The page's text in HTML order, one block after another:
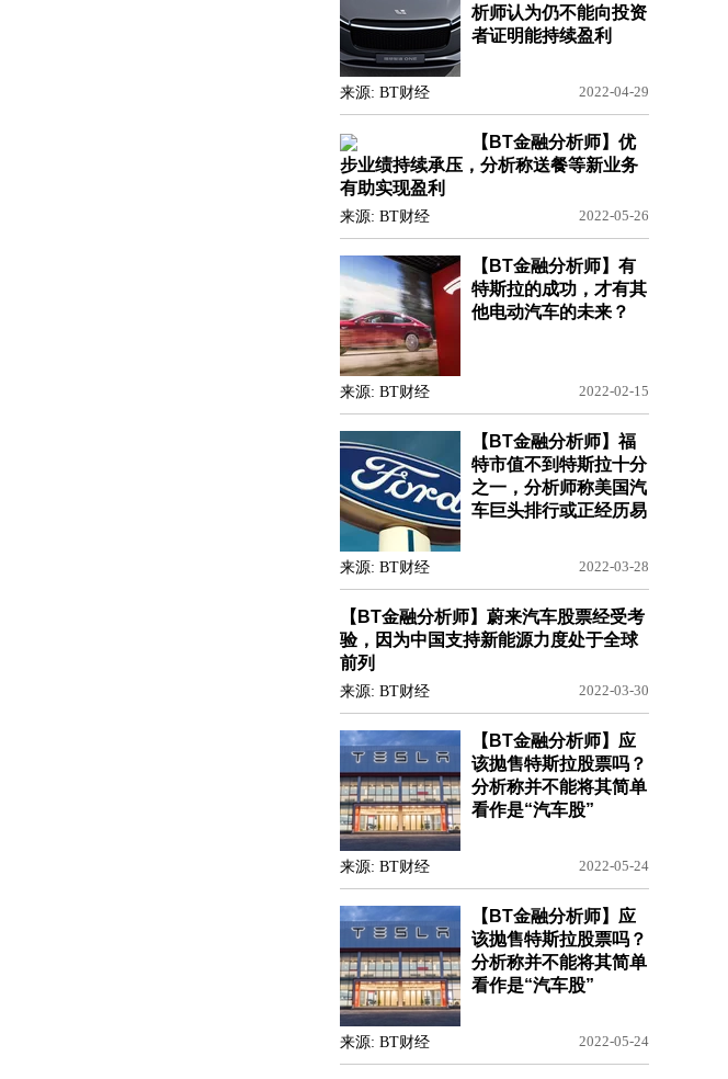
析师认为仍不能向投资
者证明能持续盈利
来源: BT财经 2022-04-29
【BT金融分析师】优
步业绩持续承压，分析称送餐等新业务
有助实现盈利
来源: BT财经 2022-05-26
【BT金融分析师】有
特斯拉的成功，才有其
他电动汽车的未来？
来源: BT财经 2022-02-15
【BT金融分析师】福
特市值不到特斯拉十分
之一，分析师称美国汽
车巨头排行或正经历易
来源: BT财经 2022-03-28
【BT金融分析师】蔚来汽车股票经受考
验，因为中国支持新能源力度处于全球
前列
来源: BT财经 2022-03-30
【BT金融分析师】应
该抛售特斯拉股票吗？
分析称并不能将其简单
看作是“汽车股”
来源: BT财经 2022-05-24
【BT金融分析师】应
该抛售特斯拉股票吗？
分析称并不能将其简单
看作是“汽车股”
来源: BT财经 2022-05-24